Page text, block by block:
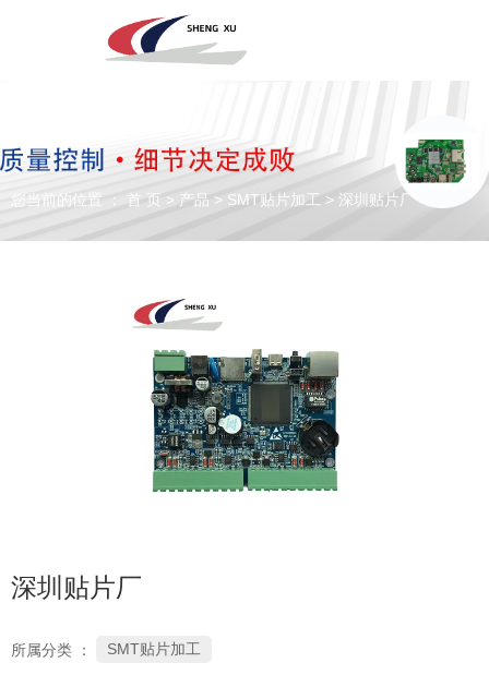
全国咨询电话：
您当前的位置 ： 首 页 > 产品 > SMT贴片加工 > 深圳贴片厂
深圳贴片厂
所属分类 ： SMT贴片加工